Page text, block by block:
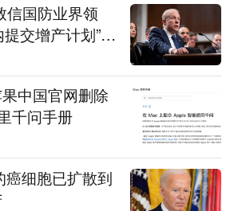
信国防业界领
交增产计划”，
中国官网删除
千问手册
癌细胞已扩散到